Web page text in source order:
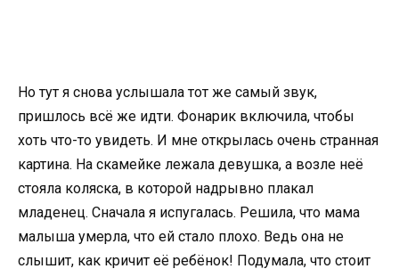
Но тут я снова услышала тот же самый звук,
пришлось всё же идти. Фонарик включила, чтобы
хоть что-то увидеть. И мне открылась очень странная
картина. На скамейке лежала девушка, а возле неё
стояла коляска, в которой надрывно плакал
младенец. Сначала я испугалась. Решила, что мама
малыша умерла, что ей стало плохо. Ведь она не
слышит, как кричит её ребёнок! Подумала, что стоит